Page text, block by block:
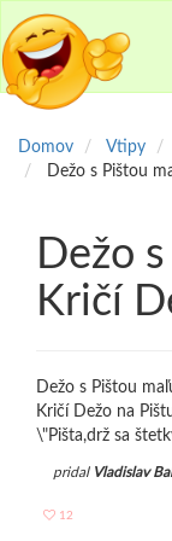
Domov Vtipy
Dežo s Pištou
Dežo
Kričí
Dežo s Pištou
Kričí Dežo na
\"Pišta,drž sa
pridal Vladislav
12